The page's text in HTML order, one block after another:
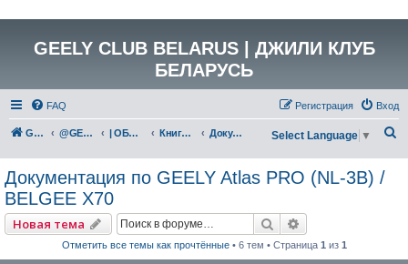
GEELY CLUB BELARUS | ДЖИЛИ КЛУБ
БЕЛАРУСЬ
FAQ Вход
Регистрация
GEELY Club Belarus @GEELYCLUBBY | ОБЩАЯ ТЕХНИЧЕСКАЯ ИНФОРМАЦИЯ Книги, инструкции, руководства, полезные материалы Документация по GEELY Atlas PRO (NL-3B) / BELGEE X70 Select Language ▼
Документация по GEELY Atlas PRO (NL-3B) /
BELGEE X70
Новая тема Поиск
Отметить все темы как прочтённые• 6 тем • Страница 1 из 1